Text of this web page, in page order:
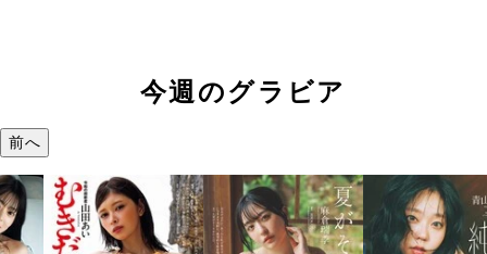
今週のグラビア
前へ